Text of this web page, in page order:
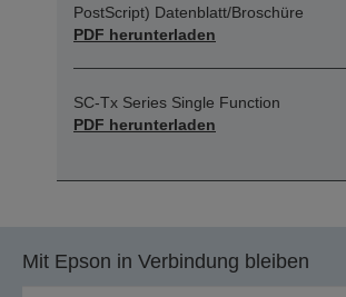
PostScript) Datenblatt/Broschüre
PDF herunterladen
SC-Tx Series Single Function
PDF herunterladen
Mit Epson in Verbindung bleiben